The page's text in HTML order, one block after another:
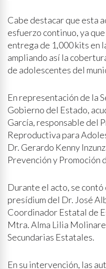
Cabe destacar que esta
esfuerzo continuo, ya
entrega de 1,000 kits en
ampliando así la
de adolescentes del
En representación de la
Gobierno del Estado,
García, responsable del
Reproductiva para
Dr. Gerardo Kenny
Prevención y Promoción
Durante el acto, se
presídium del Dr. José
Coordinador Estatal de
Mtra. Alma Lilia
Secundarias Estatales.
En su intervención, las